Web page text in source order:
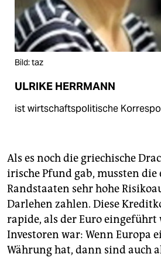
Bild: taz
ULRIKE HERRMANN
ist wirtschaftspolitische
Als es noch die griechische
irische Pfund gab, mussten die
Randstaaten sehr hohe
Darlehen zahlen. Diese
rapide, als der Euro eingeführt
Investoren war: Wenn Europa
Währung hat, dann sind auch